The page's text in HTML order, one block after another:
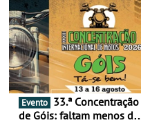
Evento
de Góis: faltam menos de